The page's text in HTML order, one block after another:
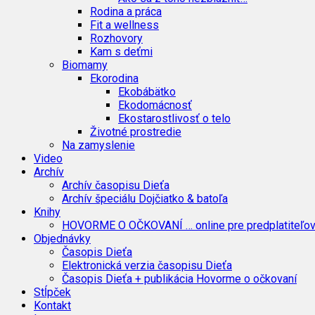
Rodina a práca
Fit a wellness
Rozhovory
Kam s deťmi
Biomamy
Ekorodina
Ekobábätko
Ekodomácnosť
Ekostarostlivosť o telo
Životné prostredie
Na zamyslenie
Video
Archív
Archív časopisu Dieťa
Archív špeciálu Dojčiatko & batoľa
Knihy
HOVORME O OČKOVANÍ … online pre predplatiteľov
Objednávky
Časopis Dieťa
Elektronická verzia časopisu Dieťa
Časopis Dieťa + publikácia Hovorme o očkovaní
Stĺpček
Kontakt